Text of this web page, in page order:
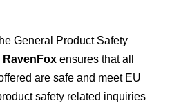
General Product Safety
RavenFoxensures that all
are safe and meet EU
safety related inquiries